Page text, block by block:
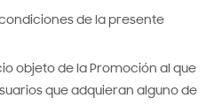
de la presente
objeto de la Promoción al que
que adquieran alguno de